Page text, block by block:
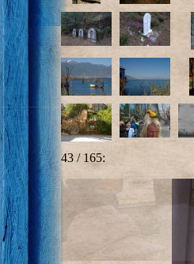
43 / 165: